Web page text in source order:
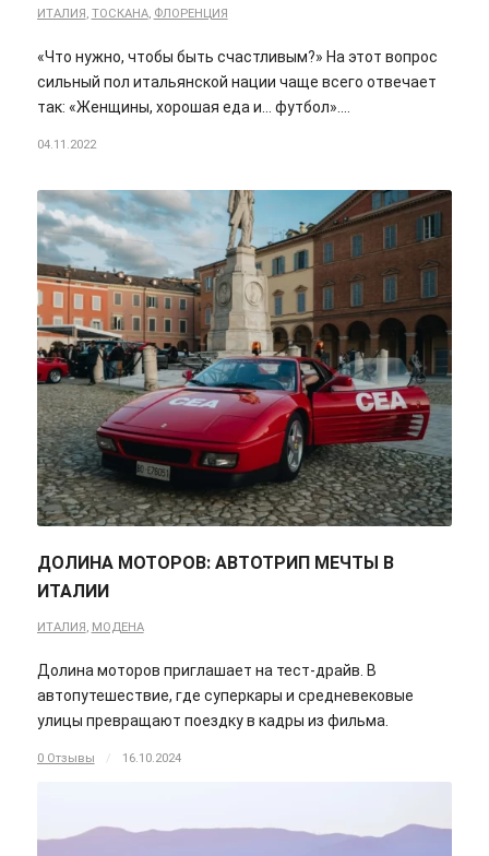
ИТАЛИЯ , ТОСКАНА, ФЛОРЕНЦИЯ
«Что нужно, чтобы быть счастливым?» На этот вопрос
сильный пол итальянской нации чаще всего отвечает
так: «Женщины, хорошая еда и… футбол».…
04.11.2022
ДОЛИНА МОТОРОВ: АВТОТРИП МЕЧТЫ В
ИТАЛИИ
ИТАЛИЯ , МОДЕНА
Долина моторов приглашает на тест-драйв. В
автопутешествие, где суперкары и средневековые
улицы превращают поездку в кадры из фильма.
0 Отзывы / 16.10.2024